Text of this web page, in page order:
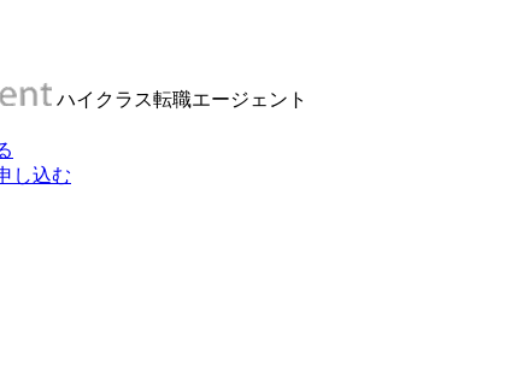
ハイクラス転職エージェント
し込む